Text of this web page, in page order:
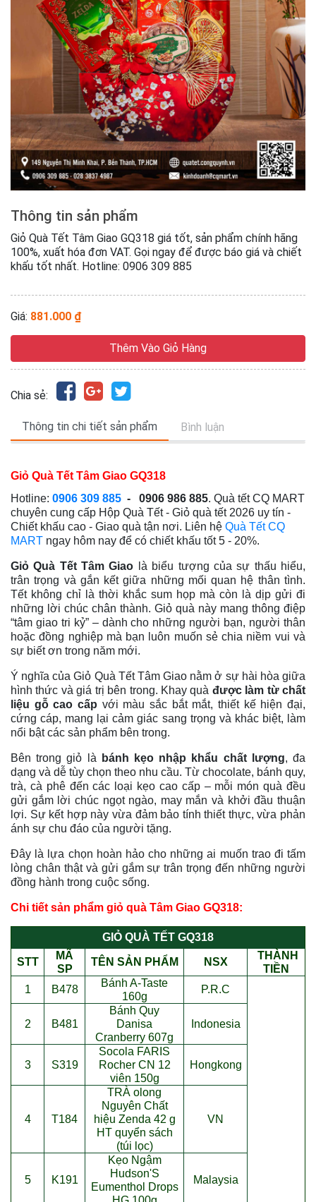
Thông tin sản phẩm
Giỏ Quà Tết Tâm Giao GQ318 giá tốt, sản phẩm chính hãng
100%, xuất hóa đơn VAT. Gọi ngay để được báo giá và chiết
khấu tốt nhất. Hotline: 0906 309 885
Giá: 881.000 ₫
Thêm Vào Giỏ Hàng
Chia sẻ:
Thông tin chi tiết sản phẩm Bình luận
Giỏ Quà Tết Tâm Giao GQ318
Hotline: 0906 309 885 - 0906 986 885. Quà tết CQ MART
chuyên cung cấp Hộp Quà Tết - Giỏ quà tết 2026 uy tín -
Chiết khấu cao - Giao quà tận nơi. Liên hệ Quà Tết CQ
MART ngay hôm nay để có chiết khấu tốt 5 - 20%.
Giỏ Quà Tết Tâm Giao là biểu tượng của sự thấu hiểu,
trân trọng và gắn kết giữa những mối quan hệ thân tình.
Tết không chỉ là thời khắc sum họp mà còn là dịp gửi đi
những lời chúc chân thành. Giỏ quà này mang thông điệp
“tâm giao tri kỷ” – dành cho những người bạn, người thân
hoặc đồng nghiệp mà bạn luôn muốn sẻ chia niềm vui và
sự biết ơn trong năm mới.
Ý nghĩa của Giỏ Quà Tết Tâm Giao nằm ở sự hài hòa giữa
hình thức và giá trị bên trong. Khay quà được làm từ chất
liệu gỗcao cấp với màu sắc bắt mắt, thiết kế hiện đại,
cứng cáp, mang lại cảm giác sang trọng và khác biệt, làm
nổi bật các sản phẩm bên trong.
Bên trong giỏ là bánh kẹo nhập khẩu chất lượng, đa
dạng và dễ tùy chọn theo nhu cầu. Từ chocolate, bánh quy,
trà, cà phê đến các loại kẹo cao cấp – mỗi món quà đều
gửi gắm lời chúc ngọt ngào, may mắn và khởi đầu thuận
lợi. Sự kết hợp này vừa đảm bảo tính thiết thực, vừa phản
ánh sự chu đáo của người tặng.
Đây là lựa chọn hoàn hảo cho những ai muốn trao đi tấm
lòng chân thật và gửi gắm sự trân trọng đến những người
đồng hành trong cuộc sống.
Chi tiết sản phẩm giỏ quà Tâm Giao GQ318:
GI Ỏ QUÀ TẾT GQ318
STT
MÃ
SP
TÊN SẢ N PHẨ M NSX
THÀNH
TI Ề N
1
B478
Bánh A-Taste
160g
P.R.C
2 B481
Bánh Quy
Danisa
Cranberry 607g
Indonesia
3 S319
Socola FARIS
Rocher CN 12
viên 150g
Hongkong
4 T184
TRÀ olong
Nguyên Chất
hiệu Zenda 42 g
HT quyển sách
(túi l ọc)
VN
5 K191
Kẹo Ngậm
Hudson'S
Eumenthol Drops
Malaysia